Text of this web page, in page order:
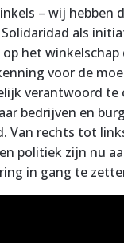
– wij hebben
als
op het
voor de
verantwoord
bedrijven en
Van rechts tot
politiek zijn nu
in gang te